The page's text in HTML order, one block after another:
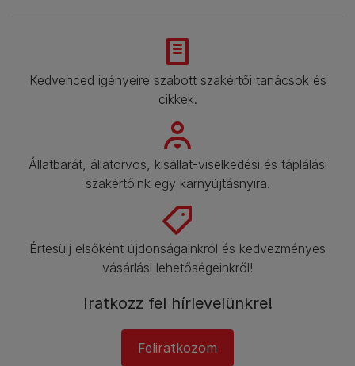
Kedvenced igényeire szabott szakértői tanácsok és
cikkek.​
Állatbarát, állatorvos, kisállat-viselkedési és táplálási
szakértőink egy karnyújtásnyira.​
Értesülj elsőként újdonságainkról és kedvezményes
vásárlási lehetőségeinkről!​
Iratkozz fel hírlevelünkre!​
Feliratkozom